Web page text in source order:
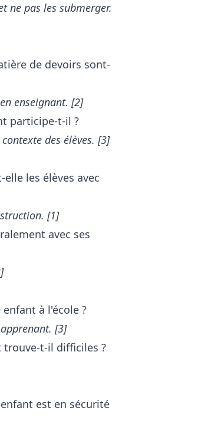
ne pas les submerger.
de devoirs sont-
enseignant. [2]
participe-t-il ?
des élèves. [3]
les élèves avec
[1]
avec ses
à l'école ?
[3]
trouve-t-il difficiles ?
est en sécurité